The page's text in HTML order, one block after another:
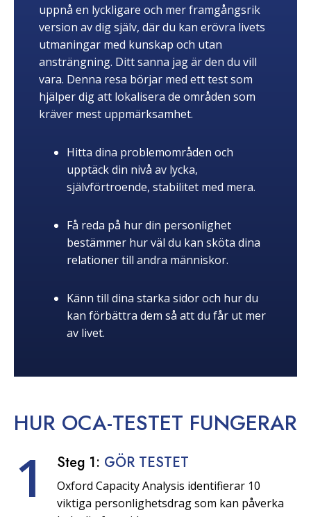
uppnå en lyckligare och mer framgångsrik
version av dig själv, där du kan erövra livets
utmaningar med kunskap och utan
ansträngning. Ditt sanna jag är den du vill
vara. Denna resa börjar med ett test som
hjälper dig att lokalisera de områden som
kräver mest uppmärksamhet.
Hitta dina problemområden och
upptäck din nivå av lycka,
självförtroende, stabilitet med mera.
Få reda på hur din personlighet
bestämmer hur väl du kan sköta dina
relationer till andra människor.
Känn till dina starka sidor och hur du
kan förbättra dem så att du får ut mer
av livet.
HUR OCA-TESTET FUNGERAR
1 Steg 1: GÖR TESTET
Oxford Capacity Analysis identifierar 10
viktiga personlighetsdrag som kan påverka